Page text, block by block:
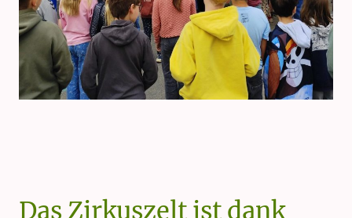
Das Zirkuszelt ist dank